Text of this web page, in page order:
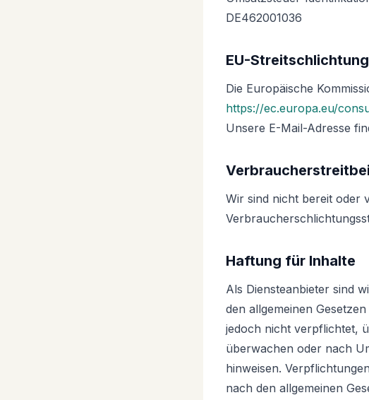
DE462001036
EU-Streitschlichtung
Die Europäische
https://ec.europa.eu/
Unsere E-Mail-Adresse
Wir sind nicht bereit oder
Haftung für Inhalte
Als Diensteanbieter sind
den allgemeinen
jedoch nicht verpflichtet,
überwachen oder nach
hinweisen.
nach den allgemeinen